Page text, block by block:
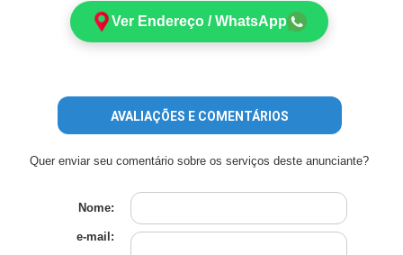
Ver Endereço / WhatsApp
AVALIAÇÕES E COMENTÁRIOS
Quer enviar seu comentário sobre os serviços deste anunciante?
Nome:
e-mail: